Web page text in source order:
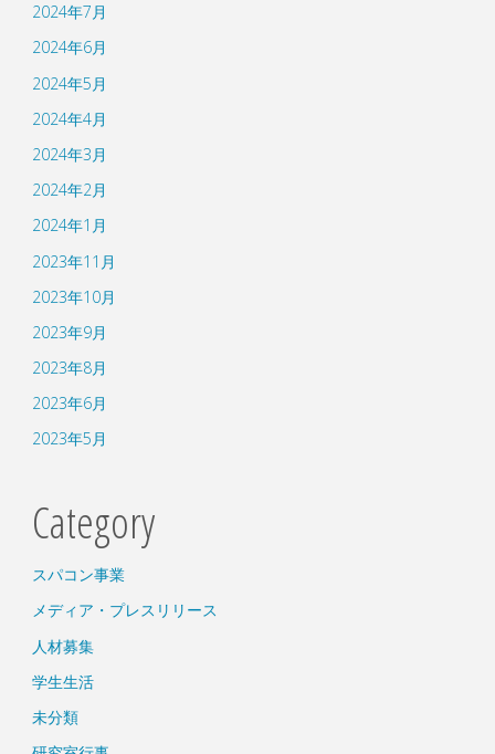
2024年7月
2024年6月
2024年5月
2024年4月
2024年3月
2024年2月
2024年1月
2023年11月
2023年10月
2023年9月
2023年8月
2023年6月
2023年5月
Category
スパコン事業
メディア・プレスリリース
人材募集
学生生活
未分類